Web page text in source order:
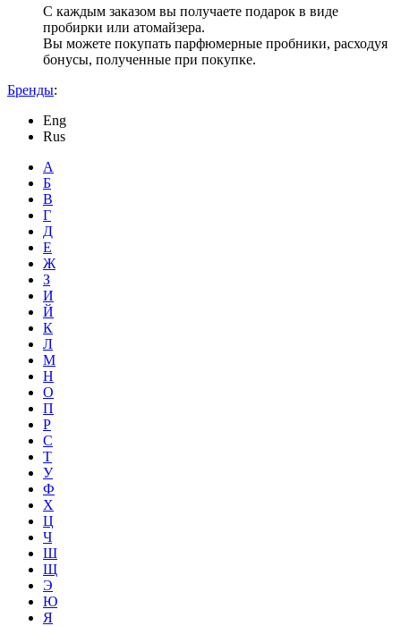
С каждым заказом вы получаете подарок в виде
пробирки или атомайзера.
Вы можете покупать парфюмерные пробники, расходуя
бонусы, полученные при покупке.
Бренды:
Eng
Rus
А
Б
В
Г
Д
Е
Ж
З
И
Й
К
Л
М
Н
О
П
Р
С
Т
У
Ф
Х
Ц
Ч
Ш
Щ
Э
Ю
Я